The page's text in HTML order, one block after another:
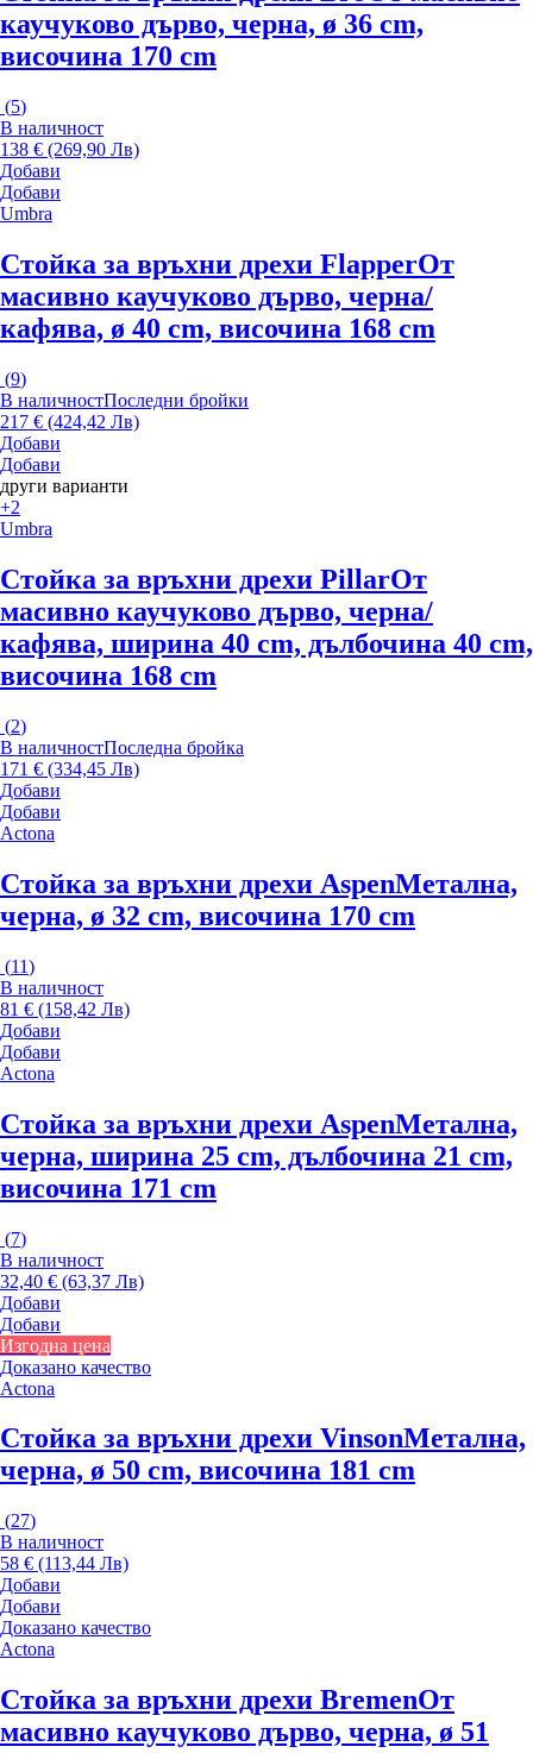
каучуково дърво, черна, ø 36 cm,
височина 170 cm
(5)
В наличност
138 € (269,90 Лв)
Добави
Добави
Umbra
Стойка за връхни дрехи FlapperОт
масивно каучуково дърво, черна/
кафява, ø 40 cm, височина 168 cm
(9)
В наличностПоследни бройки
217 € (424,42 Лв)
Добави
Добави
други варианти
+2
Umbra
Стойка за връхни дрехи PillarОт
масивно каучуково дърво, черна/
кафява, ширина 40 cm, дълбочина 40 cm,
височина 168 cm
(2)
В наличностПоследна бройка
171 € (334,45 Лв)
Добави
Добави
Actona
Стойка за връхни дрехи AspenМетална,
черна, ø 32 cm, височина 170 cm
(11)
В наличност
81 € (158,42 Лв)
Добави
Добави
Actona
Стойка за връхни дрехи AspenМетална,
черна, ширина 25 cm, дълбочина 21 cm,
височина 171 cm
(7)
В наличност
32,40 € (63,37 Лв)
Добави
Добави
Изгодна цена
Доказано качество
Actona
Стойка за връхни дрехи VinsonМетална,
черна, ø 50 cm, височина 181 cm
(27)
В наличност
58 € (113,44 Лв)
Добави
Добави
Доказано качество
Actona
Стойка за връхни дрехи BremenОт
масивно каучуково дърво, черна, ø 51